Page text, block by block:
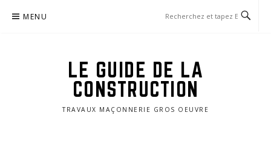
MENU
LE GUIDE DE LA
CONSTRUCTION
TRAVAUX MAÇONNERIE GROS OEUVRE